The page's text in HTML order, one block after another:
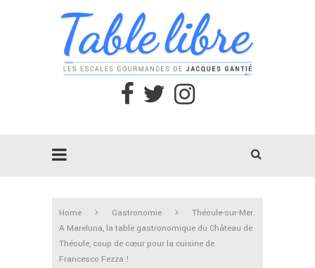
Home Gastronomie
Théoule-sur-Mer.
A Mareluna, la table gastronomique du Château de
Théoule, coup de cœur pour la cuisine de
Francesco Fezza !